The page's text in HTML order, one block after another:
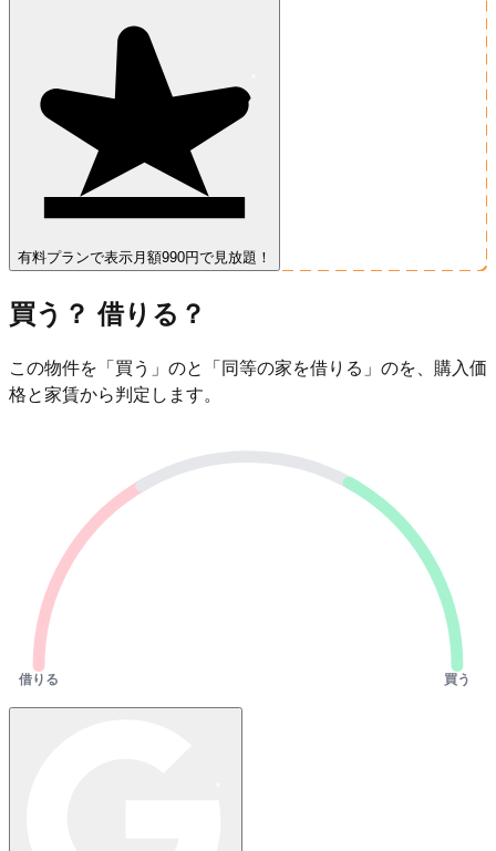
有料プランで表示 月額990円で見放題！
買う？ 借りる？
この物件を「買う」のと「同等の家を借りる」のを、購入価
格と家賃から判定します。
借りる 買う